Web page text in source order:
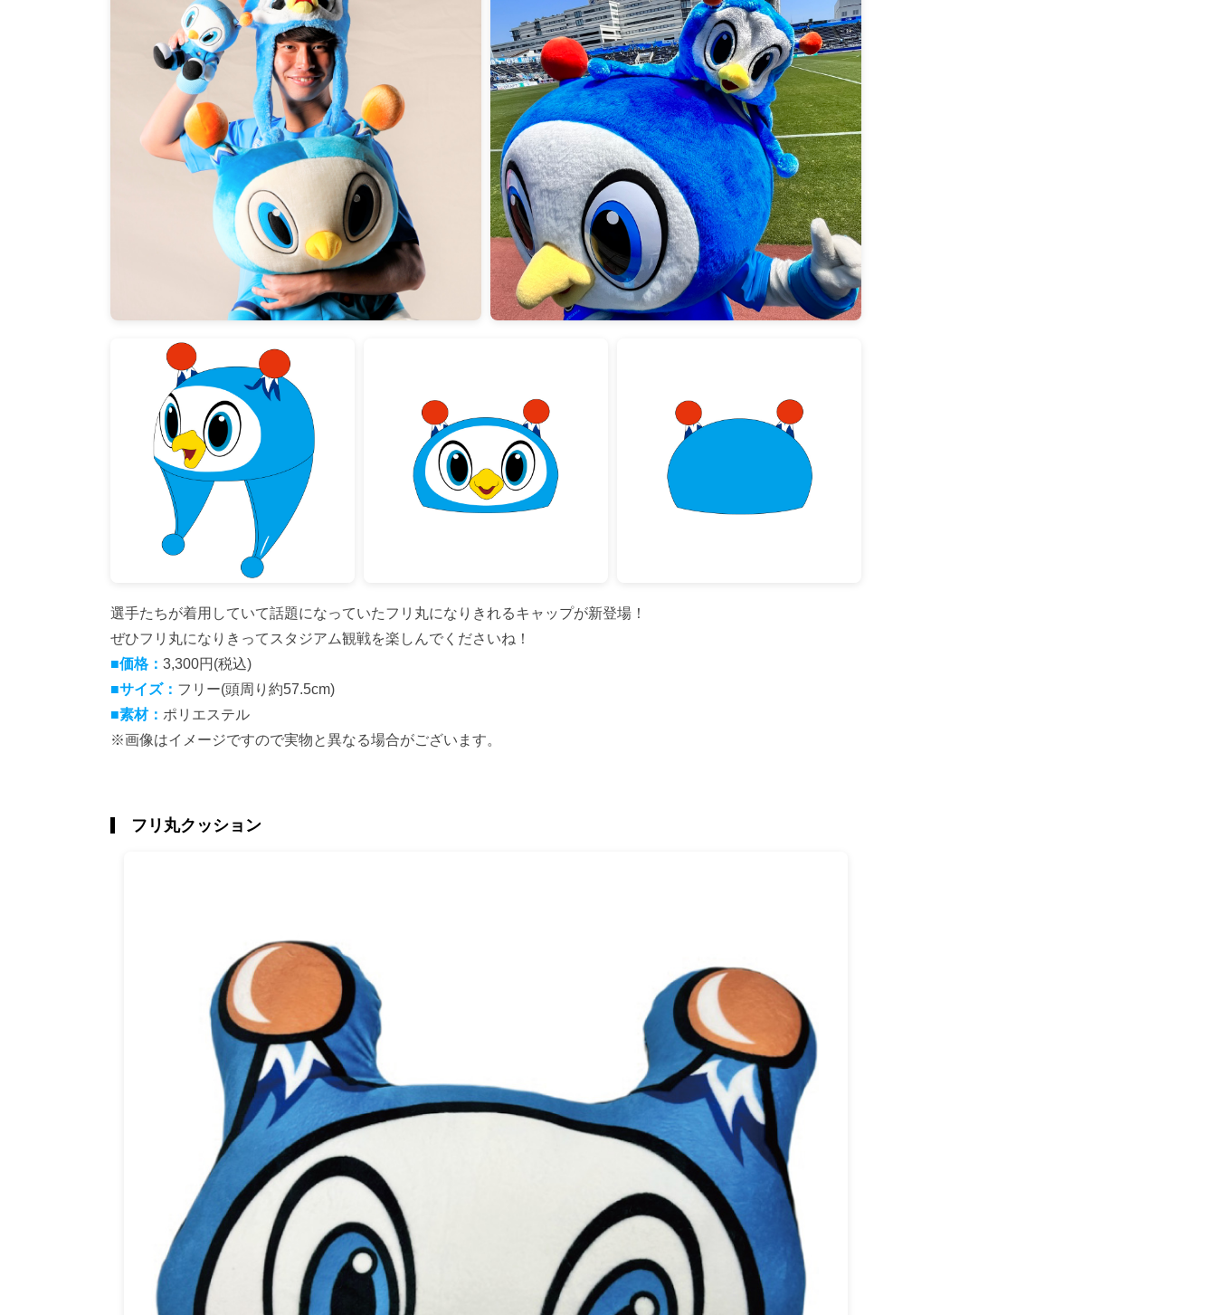
選手たちが着用していて話題になっていたフリ丸になりきれるキャップが新登場！
ぜひフリ丸になりきってスタジアム観戦を楽しんでくださいね！
■価格： 3,300円(税込)
■サイズ： フリー(頭周り約57.5cm)
■素材： ポリエステル
※画像はイメージですので実物と異なる場合がございます。
フリ丸クッション